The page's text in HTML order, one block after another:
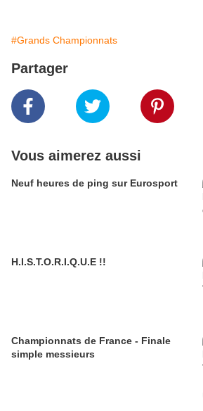
#Grands Championnats
Partager
Vous aimerez aussi
Neuf heures de ping sur Eurosport
H.I.S.T.O.R.I.Q.U.E !!
Championnats de France - Finale
simple messieurs